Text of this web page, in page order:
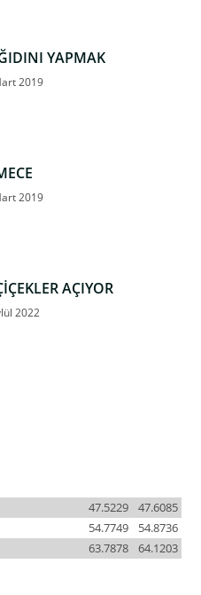
YAPMAK
2019
2019
AÇIYOR
2022
47.6085
47.5229
54.8736
54.7749
64.1203
63.7878